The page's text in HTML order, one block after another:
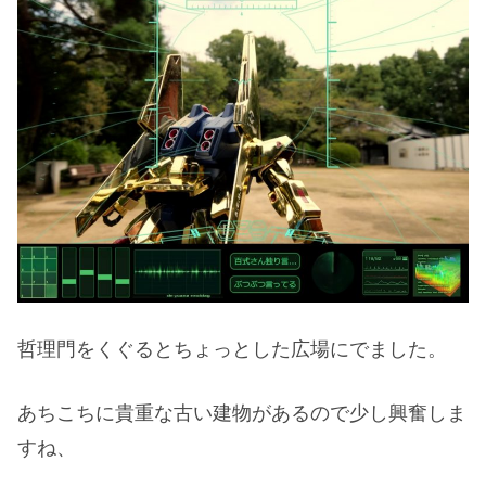
哲理門をくぐるとちょっとした広場にでました。
あちこちに貴重な古い建物があるので少し興奮しま
すね、